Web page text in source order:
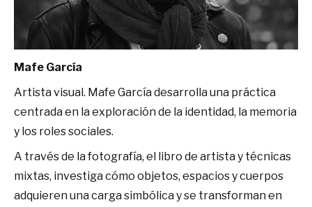
Mafe García
Artista visual. Mafe García desarrolla una práctica
centrada en la exploración de la identidad, la memoria
y los roles sociales.
A través de la fotografía, el libro de artista y técnicas
mixtas, investiga cómo objetos, espacios y cuerpos
adquieren una carga simbólica y se transforman en